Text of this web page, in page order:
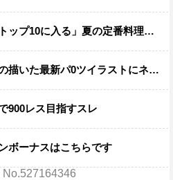
の定番料理は冷やし中華 「あり得ないほどダルい」
トにネット衝撃「この質感の出し方」「実写かと思いました]
900レス目指すスレ
ボーナスはこちらです
No.527164346